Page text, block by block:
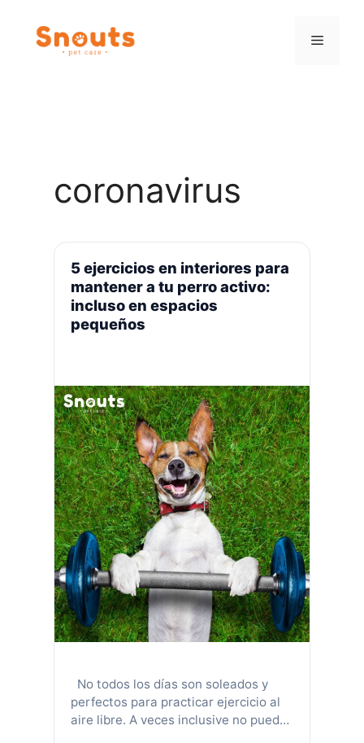
contenido
Menú
coronavirus
5 ejercicios en interiores para
mantener a tu perro activo:
incluso en espacios
pequeños
No todos los días son soleados y
perfectos para practicar ejercicio al
aire libre. A veces inclusive no puedes